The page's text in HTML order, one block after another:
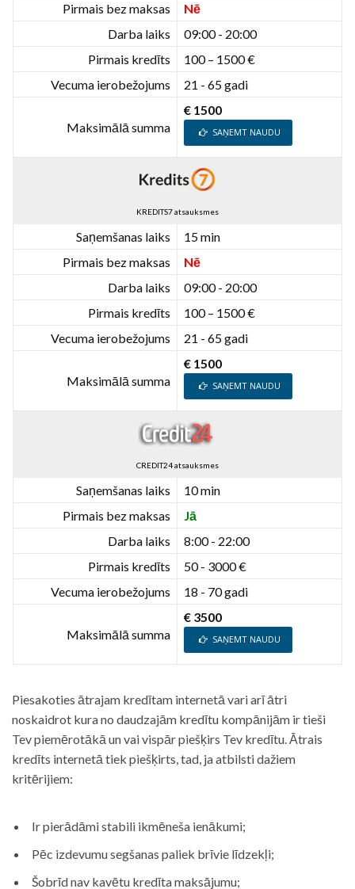
Pirmais bez maksas
Nē
Darba laiks
09:00 - 20:00
Pirmais kredīts
100 – 1500 €
Vecuma ierobežojums
21 - 65 gadi
Maksimālā summa
€ 1500
SAŅEMT NAUDU
KREDITS7 atsauksmes
Saņemšanas laiks
15 min
Pirmais bez maksas
Nē
Darba laiks
09:00 - 20:00
Pirmais kredīts
100 – 1500 €
Vecuma ierobežojums
21 - 65 gadi
Maksimālā summa
€ 1500
SAŅEMT NAUDU
CREDIT24 atsauksmes
Saņemšanas laiks
10 min
Pirmais bez maksas
Jā
Darba laiks
8:00 - 22:00
Pirmais kredīts
50 - 3000 €
Vecuma ierobežojums
18 - 70 gadi
Maksimālā summa
€ 3500
SAŅEMT NAUDU
Piesakoties ātrajam kredītam internetā vari arī ātri
noskaidrot kura no daudzajām kredītu kompānijām ir tieši
Tev piemērotākā un vai vispār piešķirs Tev kredītu. Ātrais
kredīts internetā tiek piešķirts, tad, ja atbilsti dažiem
kritērijiem:
Ir pierādāmi stabili ikmēneša ienākumi;
Pēc izdevumu segšanas paliek brīvie līdzekļi;
Šobrīd nav kavētu kredīta maksājumu;